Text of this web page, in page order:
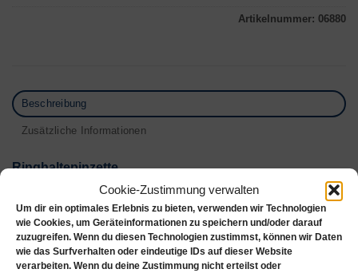
Cookie-Zustimmung verwalten
Um dir ein optimales Erlebnis zu bieten, verwenden wir Technologien
wie Cookies, um Geräteinformationen zu speichern und/oder darauf
zuzugreifen. Wenn du diesen Technologien zustimmst, können wir Daten
wie das Surfverhalten oder eindeutige IDs auf dieser Website
verarbeiten. Wenn du deine Zustimmung nicht erteilst oder
Artikelnummer: 06880
Beschreibung
Zusätzliche Informationen
Ringhaltepinzette
gut geeignet für Innenpolitur von Ringen
Länge: ca. 165mm